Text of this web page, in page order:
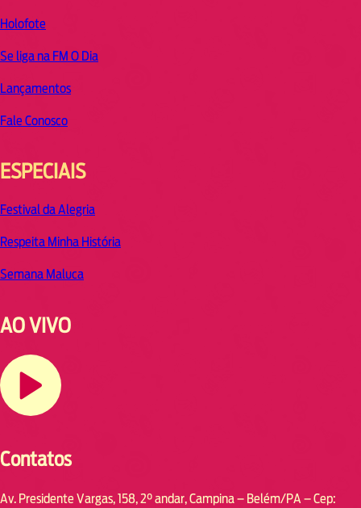
Holofote
Se liga na FM O Dia
Lançamentos
Fale Conosco
ESPECIAIS
Festival da Alegria
Respeita Minha História
Semana Maluca
AO VIVO
Contatos
Av. Presidente Vargas, 158, 2° andar, Campina – Belém/PA – Cep: